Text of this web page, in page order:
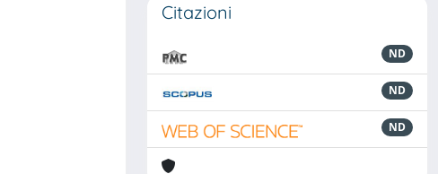
Citazioni
ND
ND
ND